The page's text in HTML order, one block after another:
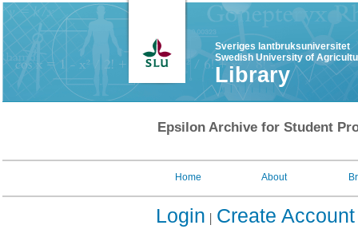
Sveriges lantbruksuniversitet
Swedish University of
Library
Epsilon Archive for Student
Home About
Login Create Account